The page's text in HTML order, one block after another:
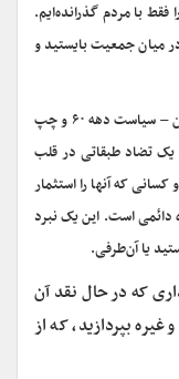
فقط با مردم گذرانده‌ایم.
میان جمعیت بایستید و
نکته کلیدی دیگر برای ما – برای من، و برای نسل من – سیاست دهه ۶۰ و چپ
تضاد طبقاتی در قلب
که آنها را استثمار
دائمی است. این یک نبرد
یا آن‌طرفی.
که در حال نقد آن
بپردازید، که از